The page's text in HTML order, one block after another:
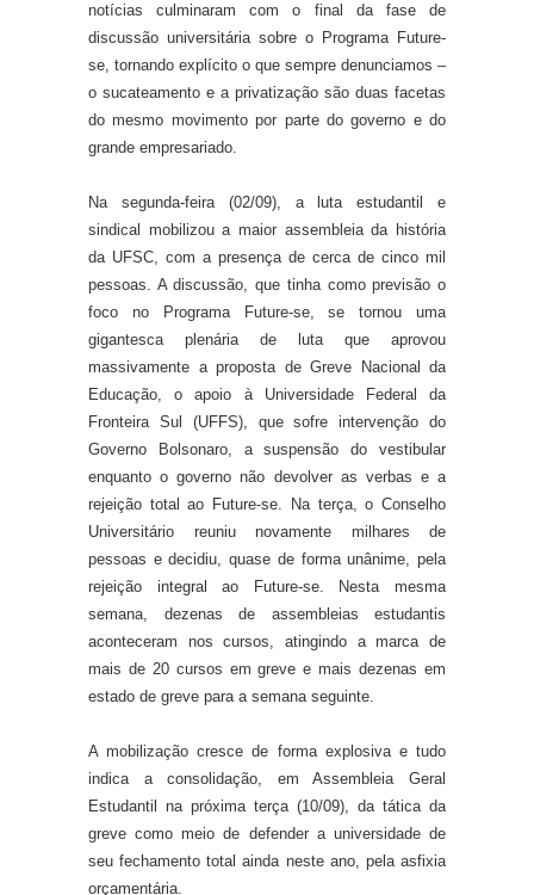
notícias culminaram com o final da fase de
discussão universitária sobre o Programa Future-
se, tornando explícito o que sempre denunciamos –
o sucateamento e a privatização são duas facetas
do mesmo movimento por parte do governo e do
grande empresariado.
Na segunda-feira (02/09), a luta estudantil e
sindical mobilizou a maior assembleia da história
da UFSC, com a presença de cerca de cinco mil
pessoas. A discussão, que tinha como previsão o
foco no Programa Future-se, se tornou uma
gigantesca plenária de luta que aprovou
massivamente a proposta de Greve Nacional da
Educação, o apoio à Universidade Federal da
Fronteira Sul (UFFS), que sofre intervenção do
Governo Bolsonaro, a suspensão do vestibular
enquanto o governo não devolver as verbas e a
rejeição total ao Future-se. Na terça, o Conselho
Universitário reuniu novamente milhares de
pessoas e decidiu, quase de forma unânime, pela
rejeição integral ao Future-se. Nesta mesma
semana, dezenas de assembleias estudantis
aconteceram nos cursos, atingindo a marca de
mais de 20 cursos em greve e mais dezenas em
estado de greve para a semana seguinte.
A mobilização cresce de forma explosiva e tudo
indica a consolidação, em Assembleia Geral
Estudantil na próxima terça (10/09), da tática da
greve como meio de defender a universidade de
seu fechamento total ainda neste ano, pela asfixia
orçamentária.